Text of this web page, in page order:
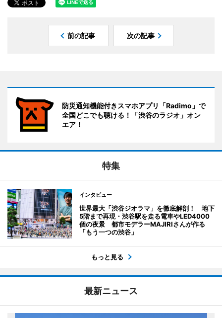
前の記事 次の記事
防災通知機能付きスマホアプリ「Radimo」で
全国どこでも聴ける！「渋谷のラジオ」オン
エア！
特集
インタビュー
世界最大「渋谷ジオラマ」を徹底解剖！ 地下
5階まで再現・渋谷駅を走る電車やLED4000
個の夜景 都市モデラーMAJIRIさんが作る
「もう一つの渋谷」
もっと見る
最新ニュース